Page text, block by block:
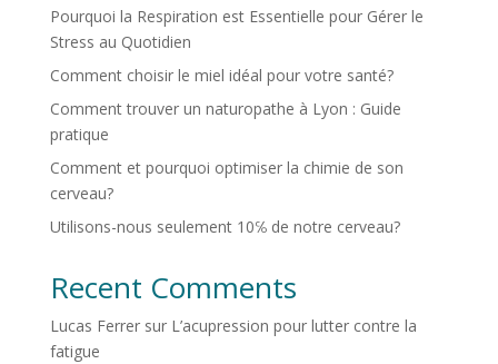
Pourquoi la Respiration est Essentielle pour Gérer le
Stress au Quotidien
Comment choisir le miel idéal pour votre santé?
Comment trouver un naturopathe à Lyon : Guide
pratique
Comment et pourquoi optimiser la chimie de son
cerveau?
Utilisons-nous seulement 10℅ de notre cerveau?
Recent Comments
Lucas Ferrersur L’acupression pour lutter contre la
fatigue